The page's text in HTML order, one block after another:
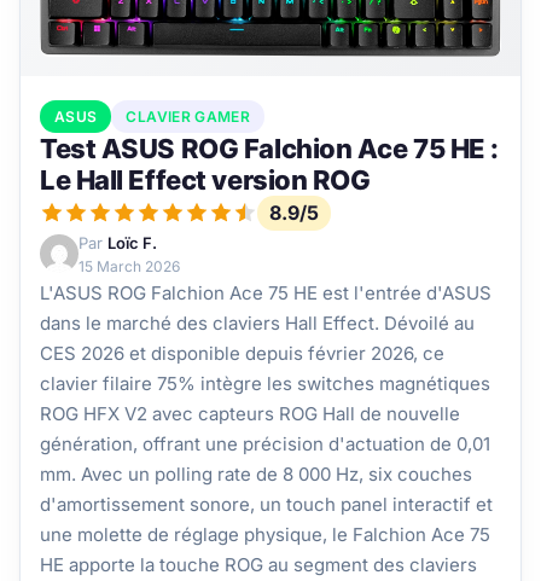
ASUS CLAVIER GAMER
Test ASUS ROG Falchion Ace 75 HE :
Le Hall Effect version ROG
8.9/5
Par Loïc F.
15 March 2026
L'ASUS ROG Falchion Ace 75 HE est l'entrée d'ASUS
dans le marché des claviers Hall Effect. Dévoilé au
CES 2026 et disponible depuis février 2026, ce
clavier filaire 75% intègre les switches magnétiques
ROG HFX V2 avec capteurs ROG Hall de nouvelle
génération, offrant une précision d'actuation de 0,01
mm. Avec un polling rate de 8 000 Hz, six couches
d'amortissement sonore, un touch panel interactif et
une molette de réglage physique, le Falchion Ace 75
HE apporte la touche ROG au segment des claviers